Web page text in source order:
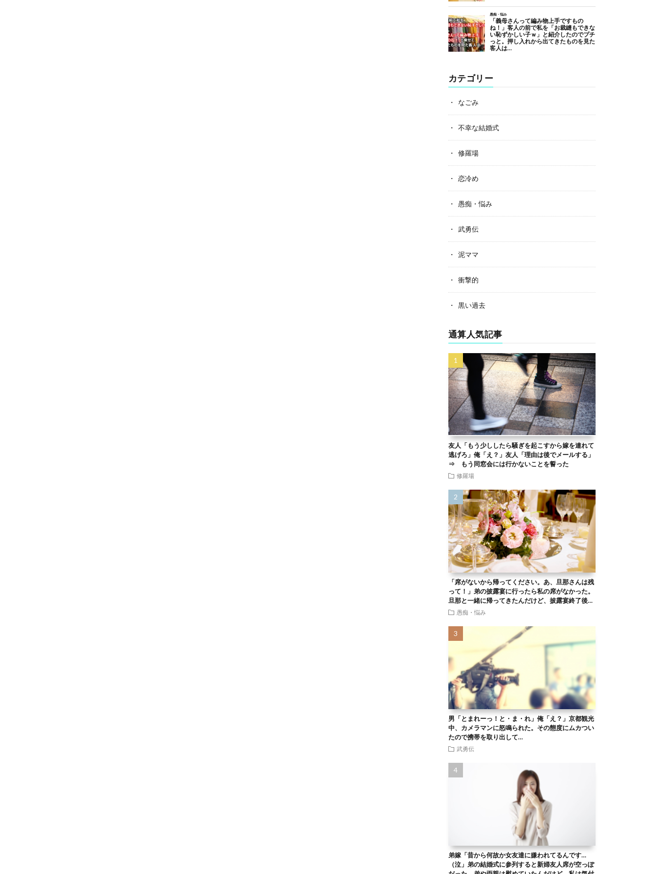
カテゴリー
なごみ
不幸な結婚式
修羅場
恋冷め
愚痴・悩み
武勇伝
泥ママ
衝撃的
黒い過去
通算人気記事
友人「もう少ししたら騒ぎを起こすから嫁を連れて
逃げろ」俺「え？」友人「理由は後でメールする」
⇒ もう同窓会には行かないことを誓った
修羅場
「席がないから帰ってください。あ、旦那さんは残
って！」弟の披露宴に行ったら私の席がなかった。
旦那と一緒に帰ってきたんだけど、披露宴終了後…
愚痴・悩み
男「とまれーっ！と・ま・れ」俺「え？」京都観光
中、カメラマンに怒鳴られた。その態度にムカつい
たので携帯を取り出して…
武勇伝
弟嫁「昔から何故か女友達に嫌われてるんです…
（泣」弟の結婚式に参列すると新婦友人席が空っぽ